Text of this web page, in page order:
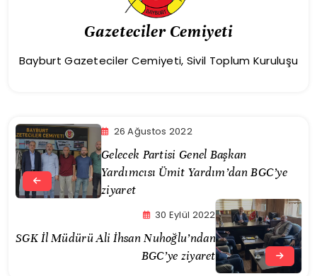
Gazeteciler Cemiyeti
Bayburt Gazeteciler Cemiyeti, Sivil Toplum Kuruluşu
26 Ağustos 2022
Gelecek Partisi Genel Başkan
Yardımcısı Ümit Yardım’dan BGC’ye
ziyaret
30 Eylül 2022
SGK İl Müdürü Ali İhsan Nuhoğlu’ndan
BGC’ye ziyaret